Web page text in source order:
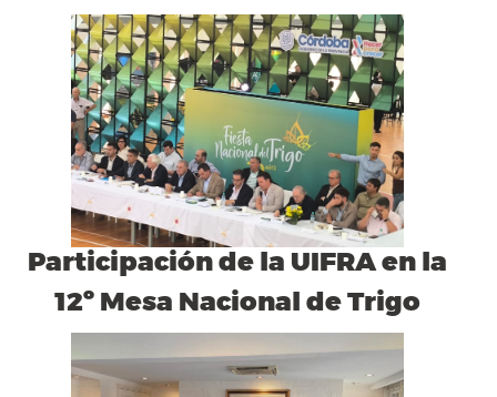
Participación de la UIFRA en la
12º Mesa Nacional de Trigo